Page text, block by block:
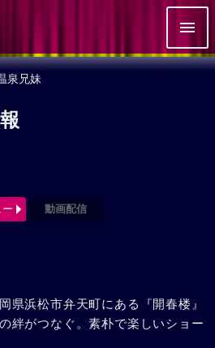
泉兄妹
ー 動画配信
県浜松市弁天町にある『開春楼』
絆がつなぐ。素朴で楽しいショー